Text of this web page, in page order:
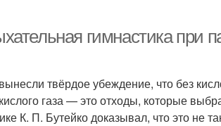
гимнастика при
твёрдое убеждение, что без
газа — это отходы, которые
К. П. Бутейко доказывал, что это не